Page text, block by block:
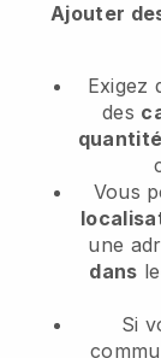
Ajouter
Exigez
des
Vous
une
dans
Si